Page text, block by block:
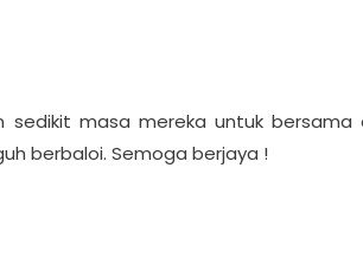
sedikit masa mereka untuk bersama
berbaloi. Semoga berjaya !